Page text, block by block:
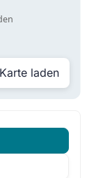
Karte laden